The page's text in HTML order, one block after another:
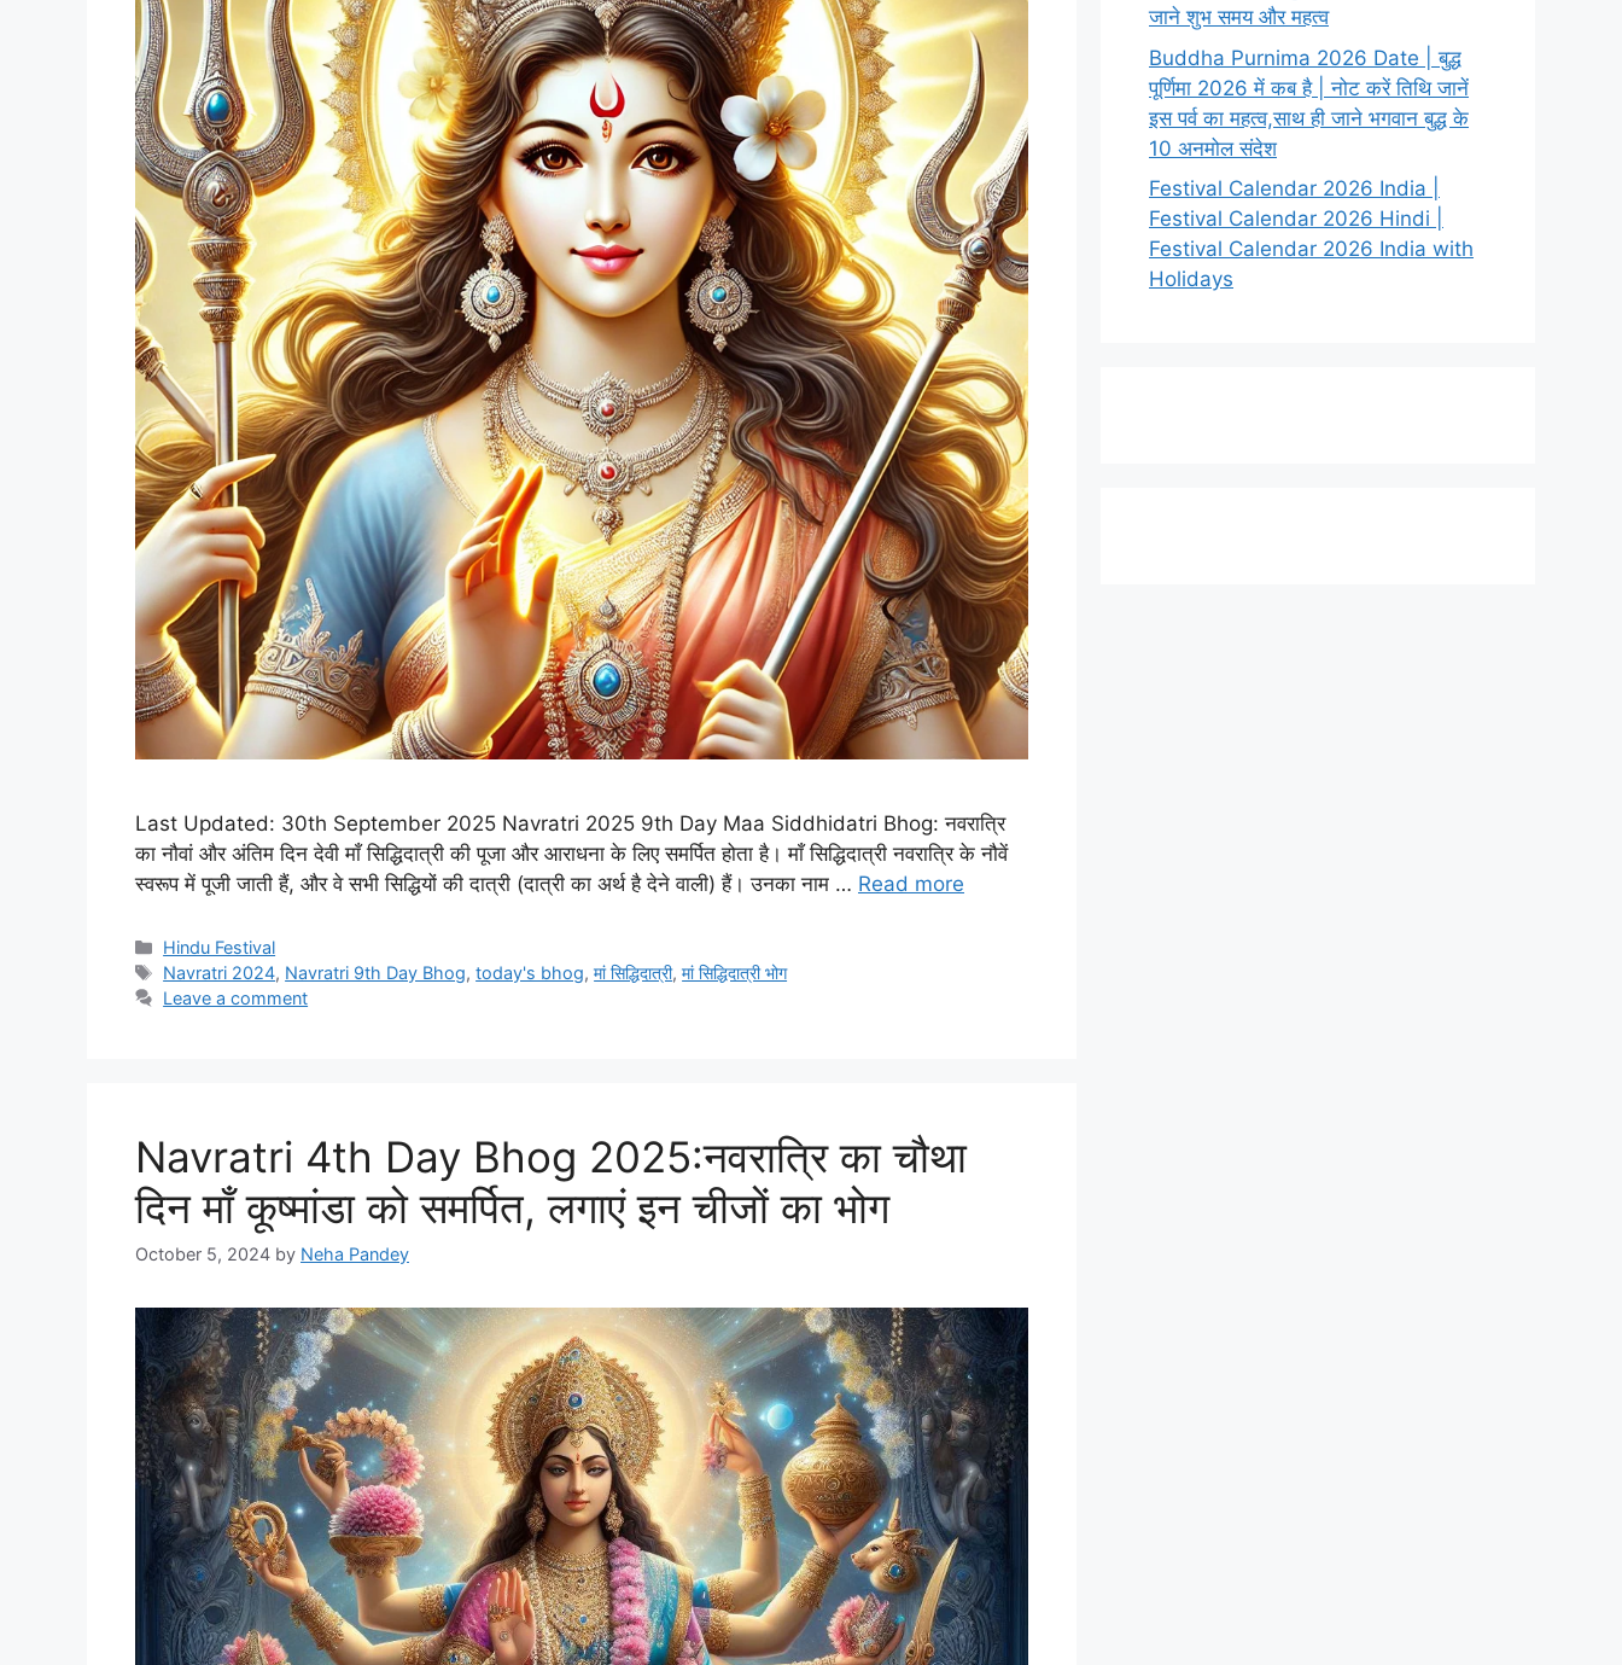
Last Updated: 30th September 2025 Navratri 2025 9th Day Maa Siddhidatri Bhog: नवरात्रि
का नौवां और अंतिम दिन देवी माँ सिद्धिदात्री की पूजा और आराधना के लिए समर्पित होता है। माँ सिद्धिदात्री नवरात्रि के नौवें
स्वरूप में पूजी जाती हैं, और वे सभी सिद्धियों की दात्री (दात्री का अर्थ है देने वाली) हैं। उनका नाम … Read more
Categories
Hindu Festival
Tags
Navratri 2024, Navratri 9th Day Bhog,today's bhog,मां सिद्धिदात्री,मां सिद्धिदात्री भोग
Leave a comment
Navratri 4th Day Bhog 2025:नवरात्रि का चौथा
दिन माँ कूष्मांडा को समर्पित, लगाएं इन चीजों का भोग
October 5, 2024 by Neha Pandey
जाने शुभ समय और महत्व
Buddha Purnima 2026 Date | बुद्ध
पूर्णिमा 2026 में कब है | नोट करें तिथि जानें
इस पर्व का महत्व,साथ ही जाने भगवान बुद्ध के
10 अनमोल संदेश
Festival Calendar 2026 India |
Festival Calendar 2026 Hindi |
Festival Calendar 2026 India with
Holidays